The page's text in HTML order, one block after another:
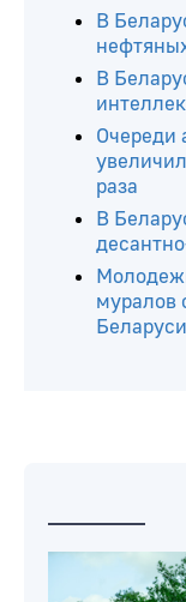
В
В
Очереди
раза
В
муралов
Беларуси